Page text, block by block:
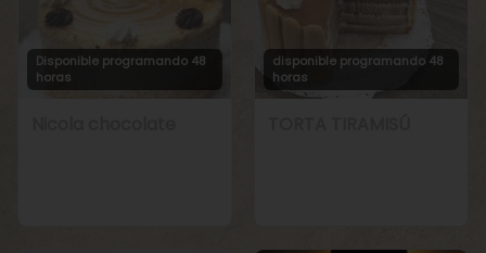
Disponible programando 48
horas
disponible programando 48
horas